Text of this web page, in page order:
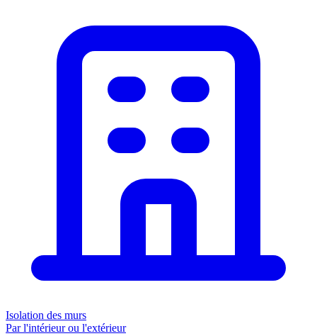
Isolation des murs
Par l'intérieur ou l'extérieur